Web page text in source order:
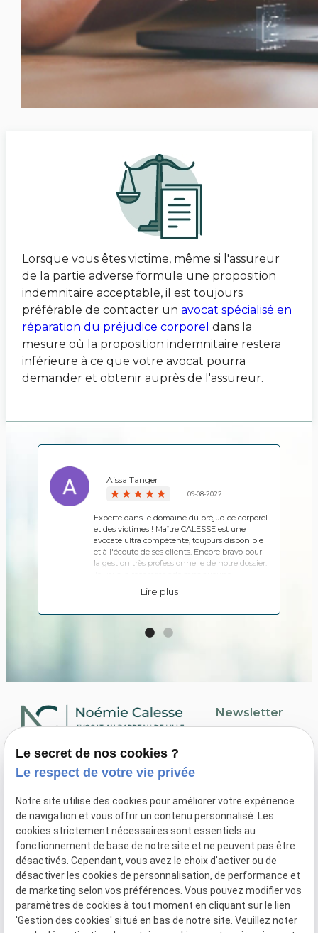
Lorsque vous êtes victime, même si l'assureur
de la partie adverse formule une proposition
indemnitaire acceptable, il est toujours
préférable de contacter un avocat spécialisé en
réparation du préjudice corporel dans la
mesure où la proposition indemnitaire restera
inférieure à ce que votre avocat pourra
demander et obtenir auprès de l'assureur.
Aissa Tanger
09-08-2022
Experte dans le domaine du préjudice corporel
et des victimes ! Maître CALESSE est une
avocate ultra compétente, toujours disponible
et à l'écoute de ses clients. Encore bravo pour
la gestion très professionnelle de notre dossier.
Lire plus
03 66 88 33 82
243 Av. de la République
59110 La Madeleine
Newsletter
Plan du site
Mentions légales
Politique de confidentialité
Le secret de nos cookies ?
Le respect de votre vie privée
Notre site utilise des cookies pour améliorer votre expérience
de navigation et vous offrir un contenu personnalisé. Les
cookies strictement nécessaires sont essentiels au
fonctionnement de base de notre site et ne peuvent pas être
désactivés. Cependant, vous avez le choix d'activer ou de
désactiver les cookies de personnalisation, de performance et
de marketing selon vos préférences. Vous pouvez modifier vos
paramètres de cookies à tout moment en cliquant sur le lien
'Gestion des cookies' situé en bas de notre site. Veuillez noter